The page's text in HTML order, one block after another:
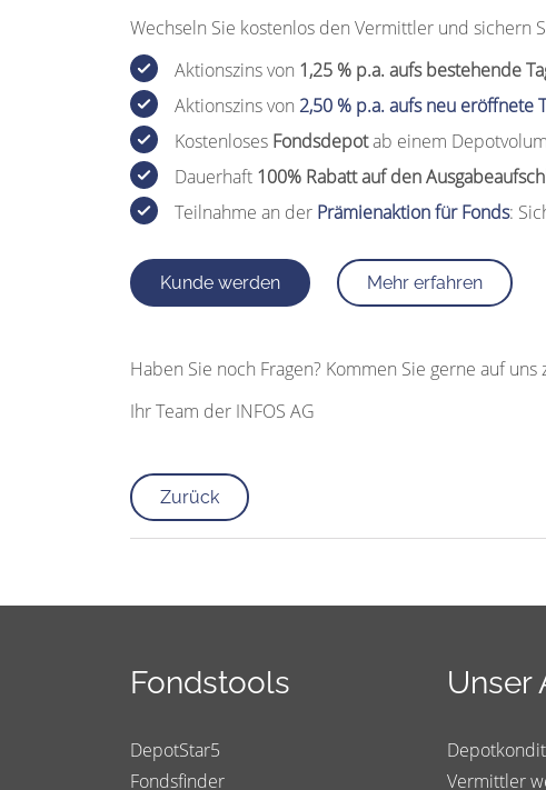
Wechseln Sie kostenlos den Vermittler und sichern
Aktionszins von 1,25 % p.a. aufs bestehende
Aktionszins von 2,50 % p.a. aufs neu eröffnete
Kostenloses Fondsdepotab einem
Dauerhaft 100% Rabatt auf den
Teilnahme an der Prämienaktion für Fonds:
Kunde werden Mehr erfahren
Haben Sie noch Fragen? Kommen Sie gerne auf
Ihr Team der INFOS AG
Zurück
Fondstools
DepotStar5
Fondsfinder
Unser
Vermittler